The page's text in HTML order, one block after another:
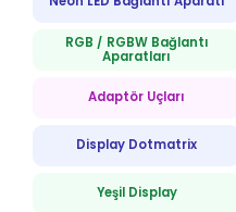
RGB / RGBW Bağlantı
Aparatları
Adaptör Uçları
Display Dotmatrix
Yeşil Display